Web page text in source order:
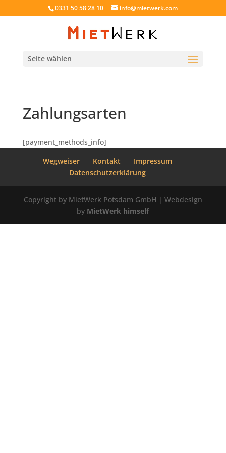
0331 50 58 28 10 info@mietwerk.com
Seite wählen
Zahlungsarten
[payment_methods_info]
Wegweiser
Kontakt
Impressum
Datenschutzerklärung
Copyright by MietWerk Potsdam GmbH | Webdesign
by MietWerk himself